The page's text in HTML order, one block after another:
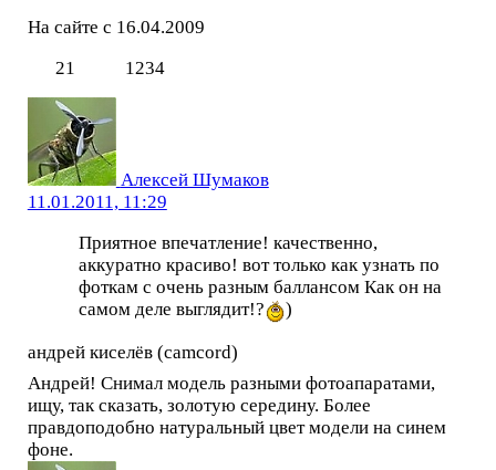
На сайте с 16.04.2009
21
1234
Алексей Шумаков
11.01.2011, 11:29
Приятное впечатление! качественно,
аккуратно красиво! вот только как узнать по
фоткам с очень разным баллансом Как он на
самом деле выглядит!?
)
андрей киселёв (camcord)
Андрей! Снимал модель разными фотоапаратами,
ищу, так сказать, золотую середину. Более
правдоподобно натуральный цвет модели на синем
фоне.